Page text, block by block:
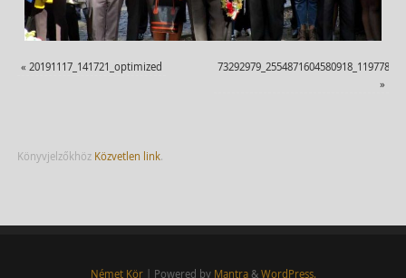
« 20191117_141721_optimized
»
Könyvjelzőkhöz Közvetlen link.
Német Kör| Powered by Mantra& WordPress.